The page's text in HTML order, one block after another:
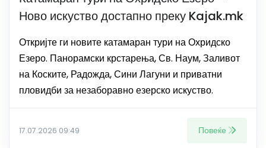
Ново искуство достапно преку Kajak.mk
Откријте ги новите катамаран тури на Охридско
Езеро. Панорамски крстарења, Св. Наум, Заливот
на Коските, Радожда, Сини Лагуни и приватни
пловидби за незаборавно езерско искуство.
17.07.2026 09:49 Повеќе